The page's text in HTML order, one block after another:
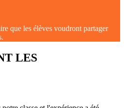
que les élèves voudront partager
LES